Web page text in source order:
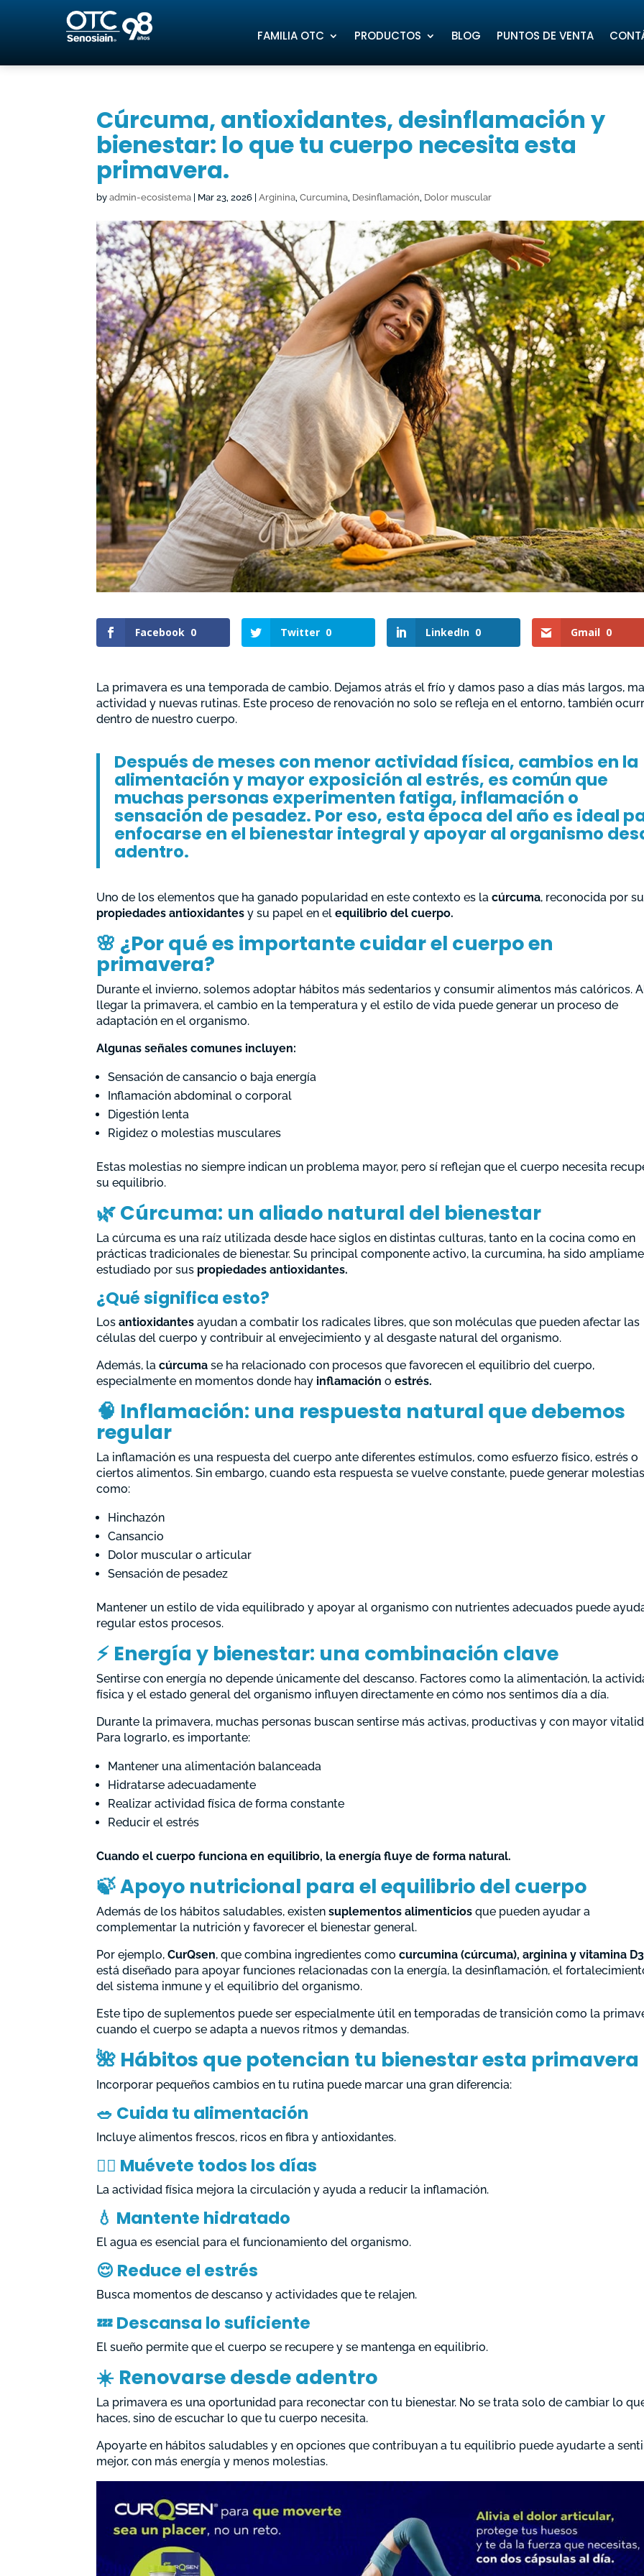
FAMILIA OTC PRODUCTOS BLOG PUNTOS DE VENTA
Cúrcuma, antioxidantes, desinflamación y
bienestar: lo que tu cuerpo necesita esta
primavera.
byadmin-ecosistema Mar 23, 2026 |Arginina,Curcumina, Desinflamación, Dolor muscular
Facebook 0 Twitter 0 LinkedIn 0 Gmail 0
La primavera es una temporada de cambio. Dejamos atrás el frío y damos paso a días más largos,
actividad y nuevas rutinas. Este proceso de renovación no solo se refleja en el entorno, también
dentro de nuestro cuerpo.
Después de meses con menor actividad física, cambios en la
alimentación y mayor exposición al estrés, es común que
muchas personas experimenten fatiga, inflamación o
sensación de pesadez. Por eso, esta época del año es ideal
enfocarse en el bienestar integral y apoyar al organismo
adentro.
Uno de los elementos que ha ganado popularidad en este contexto es lacúrcuma, reconocida por
propiedades antioxidantes y su papel en elequilibrio del cuerpo.
🌸 ¿Por qué es importante cuidar el cuerpo en
primavera?
Durante el invierno, solemos adoptar hábitos más sedentarios y consumir alimentos más calóricos.
llegar la primavera, el cambio en la temperatura y el estilo de vida puede generar un proceso de
adaptación en el organismo.
Algunas señales comunes incluyen:
Sensación de cansancio o baja energía
Inflamación abdominal o corporal
Digestión lenta
Rigidez o molestias musculares
Estas molestias no siempre indican un problema mayor, pero sí reflejan que el cuerpo necesita
su equilibrio.
🌿 Cúrcuma: un aliado natural del bienestar
La cúrcuma es una raíz utilizada desde hace siglos en distintas culturas, tanto en la cocina como en
prácticas tradicionales de bienestar. Su principal componente activo, la curcumina, ha sido
estudiado por sus propiedades antioxidantes.
¿Qué significa esto?
Losantioxidantes ayudan a combatir los radicales libres, que son moléculas que pueden afectar las
células del cuerpo y contribuir al envejecimiento y al desgaste natural del organismo.
Además, lacúrcuma se ha relacionado con procesos que favorecen el equilibrio del cuerpo,
especialmente en momentos donde hay inflamación oestrés.
🧠 Inflamación: una respuesta natural que debemos
regular
La inflamación es una respuesta del cuerpo ante diferentes estímulos, como esfuerzo físico, estrés o
ciertos alimentos. Sin embargo, cuando esta respuesta se vuelve constante, puede generar molestias
como:
Hinchazón
Cansancio
Dolor muscular o articular
Sensación de pesadez
Mantener un estilo de vida equilibrado y apoyar al organismo con nutrientes adecuados puede
regular estos procesos.
⚡ Energía y bienestar: una combinación clave
Sentirse con energía no depende únicamente del descanso. Factores como la alimentación, la
física y el estado general del organismo influyen directamente en cómo nos sentimos día a día.
Durante la primavera, muchas personas buscan sentirse más activas, productivas y con mayor
Para lograrlo, es importante:
Mantener una alimentación balanceada
Hidratarse adecuadamente
Realizar actividad física de forma constante
Reducir el estrés
Cuando el cuerpo funciona en equilibrio, la energía fluye de forma natural.
🍃 Apoyo nutricional para el equilibrio del cuerpo
Además de los hábitos saludables, existensuplementos alimenticios que pueden ayudar a
complementar la nutrición y favorecer el bienestar general.
Por ejemplo,CurQsen, que combina ingredientes comocurcumina (cúrcuma), arginina y vitamina
está diseñado para apoyar funciones relacionadas con la energía, la desinflamación, el
del sistema inmune y el equilibrio del organismo.
Este tipo de suplementos puede ser especialmente útil en temporadas de transición como la
cuando el cuerpo se adapta a nuevos ritmos y demandas.
🌺 Hábitos que potencian tu bienestar esta primavera
Incorporar pequeños cambios en tu rutina puede marcar una gran diferencia:
🥗 Cuida tu alimentación
Incluye alimentos frescos, ricos en fibra y antioxidantes.
🚶‍♂️ Muévete todos los días
La actividad física mejora la circulación y ayuda a reducir la inflamación.
💧 Mantente hidratado
El agua es esencial para el funcionamiento del organismo.
😌 Reduce el estrés
Busca momentos de descanso y actividades que te relajen.
💤Descansa lo suficiente
El sueño permite que el cuerpo se recupere y se mantenga en equilibrio.
☀️ Renovarse desde adentro
La primavera es una oportunidad para reconectar con tu bienestar. No se trata solo de cambiar lo
haces, sino de escuchar lo que tu cuerpo necesita.
Apoyarte en hábitos saludables y en opciones que contribuyan a tu equilibrio puede ayudarte a
mejor, con más energía y menos molestias.